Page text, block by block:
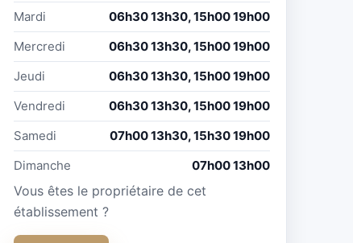
Mardi
06h30 13h30, 15h00 19h00
Mercredi
06h30 13h30, 15h00 19h00
Jeudi
06h30 13h30, 15h00 19h00
Vendredi
06h30 13h30, 15h00 19h00
Samedi
07h00 13h30, 15h30 19h00
Dimanche
07h00 13h00
Vous êtes le propriétaire de cet
établissement ?